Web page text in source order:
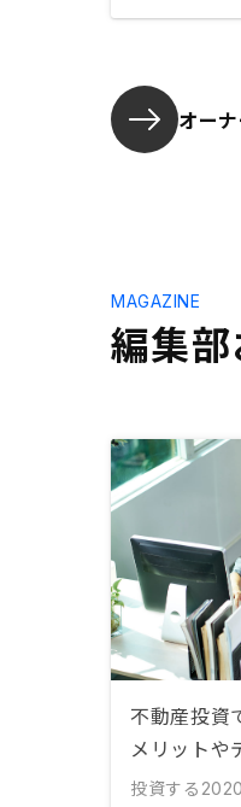
オー
編集部
MAGAZINE
不動産投資
メリットや
投資する